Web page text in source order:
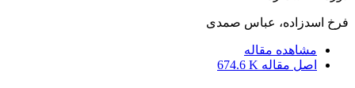
فرخ اسدزاده، عباس صمدی
مشاهده مقاله
اصل مقاله 674.6 K